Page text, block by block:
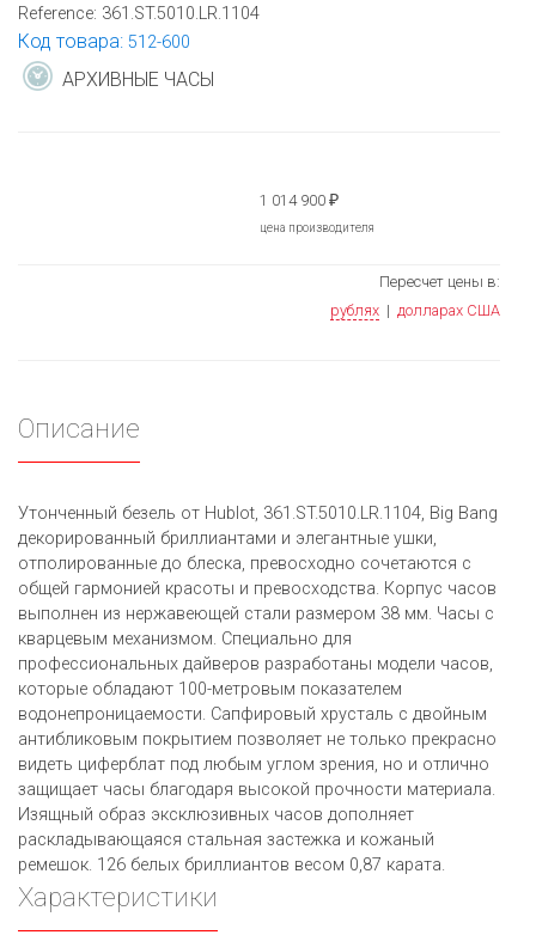
Reference: 361.ST.5010.LR.1104
Код товара: 512-600
АРХИВНЫЕ ЧАСЫ
1 014 900 ₽
цена производителя
Пересчет цены в:
рублях | долларах США
Описание
Утонченный безель от Hublot, 361.ST.5010.LR.1104, Big Bang
декорированный бриллиантами и элегантные ушки,
отполированные до блеска, превосходно сочетаются с
общей гармонией красоты и превосходства. Корпус часов
выполнен из нержавеющей стали размером 38 мм. Часы с
кварцевым механизмом. Специально для
профессиональных дайверов разработаны модели часов,
которые обладают 100-метровым показателем
водонепроницаемости. Сапфировый хрусталь с двойным
антибликовым покрытием позволяет не только прекрасно
видеть циферблат под любым углом зрения, но и отлично
защищает часы благодаря высокой прочности материала.
Изящный образ эксклюзивных часов дополняет
раскладывающаяся стальная застежка и кожаный
ремешок. 126 белых бриллиантов весом 0,87 карата.
Характеристики